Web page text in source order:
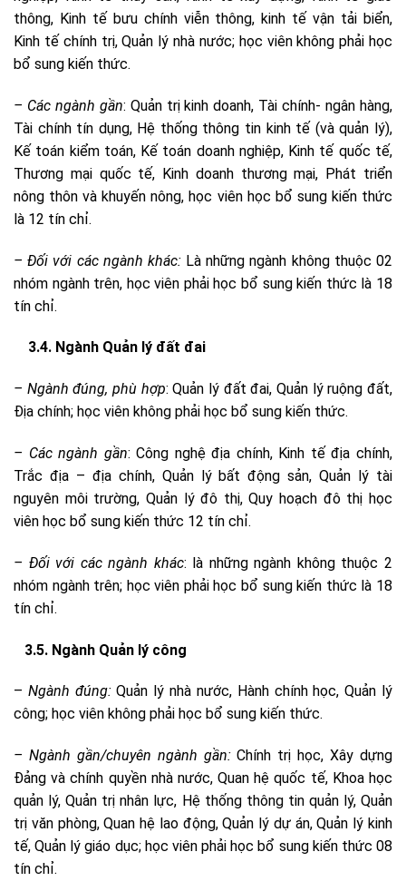
thông, Kinh tế bưu chính viễn thông, kinh tế vận tải biển,
Kinh tế chính trị, Quản lý nhà nước; học viên không phải học
bổ sung kiến thức.
– Các ngành gần: Quản trị kinh doanh, Tài chính- ngân hàng,
Tài chính tín dụng, Hệ thống thông tin kinh tế (và quản lý),
Kế toán kiểm toán, Kế toán doanh nghiệp, Kinh tế quốc tế,
Thương mại quốc tế, Kinh doanh thương mại, Phát triển
nông thôn và khuyến nông, học viên học bổ sung kiến thức
là 12 tín chỉ.
–Đối với các ngành khác: Là những ngành không thuộc 02
nhóm ngành trên, học viên phải học bổ sung kiến thức là 18
tín chỉ.
3.4. Ngành Quản lý đất đai
– Ngành đúng, phù hợp: Quản lý đất đai, Quản lý ruộng đất,
Địa chính; học viên không phải học bổ sung kiến thức.
– Các ngành gần: Công nghệ địa chính, Kinh tế địa chính,
Trắc địa – địa chính, Quản lý bất động sản, Quản lý tài
nguyên môi trường, Quản lý đô thị, Quy hoạch đô thị học
viên học bổ sung kiến thức 12 tín chỉ.
– Đối với các ngành khác: là những ngành không thuộc 2
nhóm ngành trên; học viên phải học bổ sung kiến thức là 18
tín chỉ.
3.5. Ngành Quản lý công
– Ngành đúng:Quản lý nhà nước, Hành chính học, Quản lý
công; học viên không phải học bổ sung kiến thức.
– Ngành gần/chuyên ngành gần:Chính trị học, Xây dựng
Đảng và chính quyền nhà nước, Quan hệ quốc tế, Khoa học
quản lý, Quản trị nhân lực, Hệ thống thông tin quản lý, Quản
trị văn phòng, Quan hệ lao động, Quản lý dự án, Quản lý kinh
tế, Quản lý giáo dục; học viên phải học bổ sung kiến thức 08
tín chỉ.